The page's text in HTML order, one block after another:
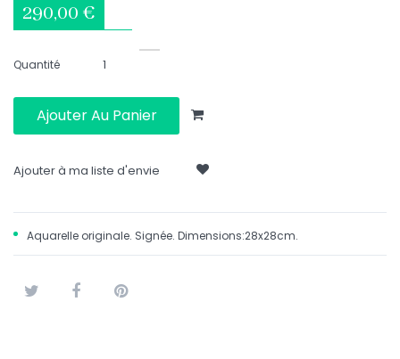
290,00 €
Quantité
Ajouter Au Panier
Ajouter à ma liste d'envie
Aquarelle originale. Signée. Dimensions:28x28cm.